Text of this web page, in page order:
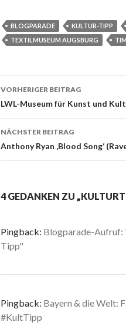
BLOGPARADE KULTUR-TIPP
TEXTILMUSEUM AUGSBURG
Beitrags-
Navigation
VORHERIGER BEITRAG
LWL-Museum für Kunst und
NÄCHSTER BEITRAG
Anthony Ryan ‚Blood Song‘
4 GEDANKEN ZU
Pingback: Blogparade-Aufruf:
Tipp"
Pingback: Bayern & die Welt:
#KultTipp